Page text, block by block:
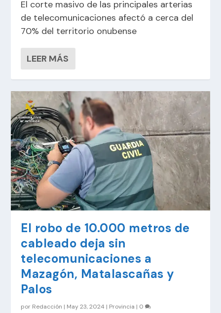
El corte masivo de las principales arterias
de telecomunicaciones afectó a cerca del
70% del territorio onubense
LEER MÁS
El robo de 10.000 metros de
cableado deja sin
telecomunicaciones a
Mazagón, Matalascañas y
Palos
por Redacción | May 23, 2024 | Provincia | 0